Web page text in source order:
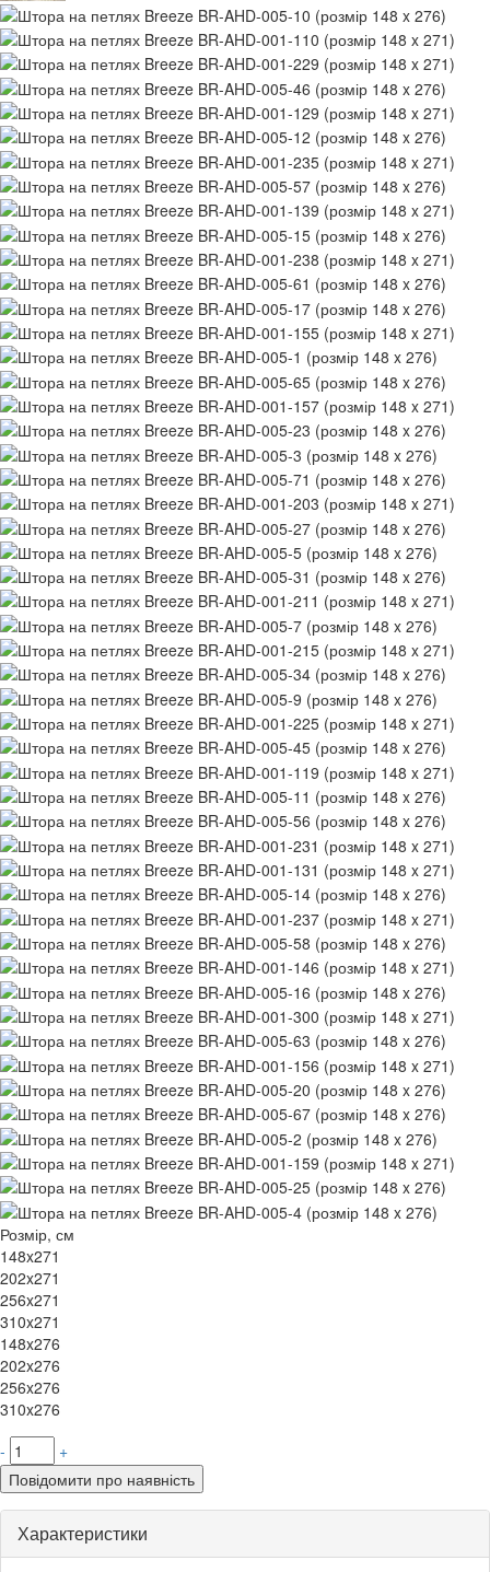
Розмір, см
148x271
202x271
256x271
310x271
148x276
202x276
256x276
310x276
-
+
Повідомити про наявність
Характеристики